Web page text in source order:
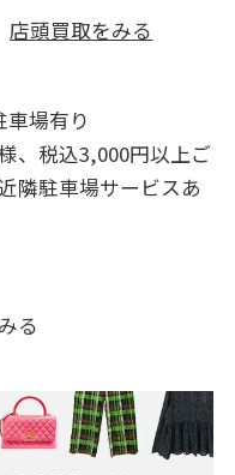
店頭買取をみる
車場有り
、税込3,000円以上ご
隣駐車場サービスあ
る